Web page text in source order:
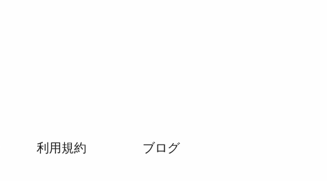
利用規約 ブログ